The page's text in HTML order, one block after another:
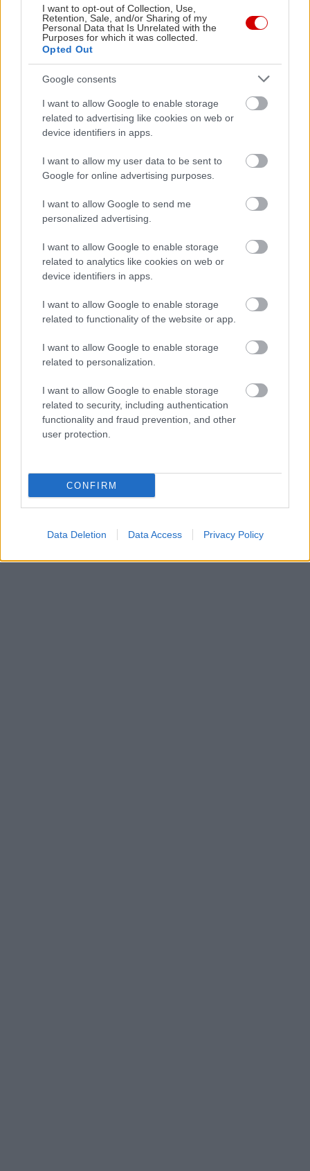
I want to opt-out of Collection, Use,
Retention, Sale, and/or Sharing of my
Personal Data that Is Unrelated with the
Purposes for which it was collected.
Opted Out
Google consents
I want to allow Google to enable storage
related to advertising like cookies on web or
device identifiers in apps.
I want to allow my user data to be sent to
Google for online advertising purposes.
I want to allow Google to send me
personalized advertising.
I want to allow Google to enable storage
related to analytics like cookies on web or
device identifiers in apps.
I want to allow Google to enable storage
related to functionality of the website or app.
I want to allow Google to enable storage
related to personalization.
I want to allow Google to enable storage
related to security, including authentication
functionality and fraud prevention, and other
user protection.
CONFIRM
Data Deletion Data Access Privacy Policy
Δείτε ακόμη